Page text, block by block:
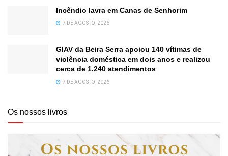
Incêndio lavra em Canas de Senhorim
7 DE AGOSTO, 2026
GIAV da Beira Serra apoiou 140 vítimas de
violência doméstica em dois anos e realizou
cerca de 1.240 atendimentos
7 DE AGOSTO, 2026
Os nossos livros